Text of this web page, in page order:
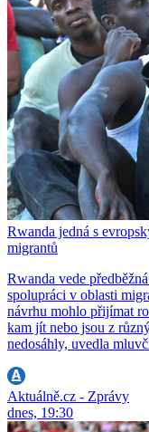
Rwanda jedná s
migrantů
Rwanda vede
spolupráci v oblasti
návrhu mohlo přijímat
kam jít nebo jsou z
nedosáhly, uvedla
Aktuálně.cz - Zprávy
dnes, 19:30